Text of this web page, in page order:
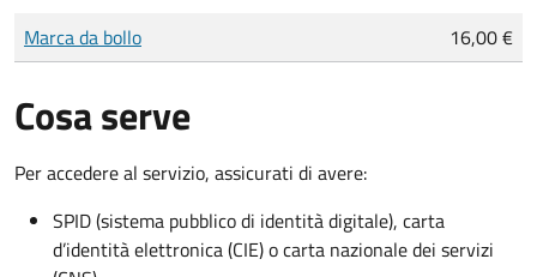
Tipo di pagamento
Importo
Marca da bollo 16,00 €
Cosa serve
Per accedere al servizio, assicurati di avere:
SPID (sistema pubblico di identità digitale), carta
d’identità elettronica (CIE) o carta nazionale dei servizi